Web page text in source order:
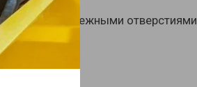
с 4 крепежными отверстиями.